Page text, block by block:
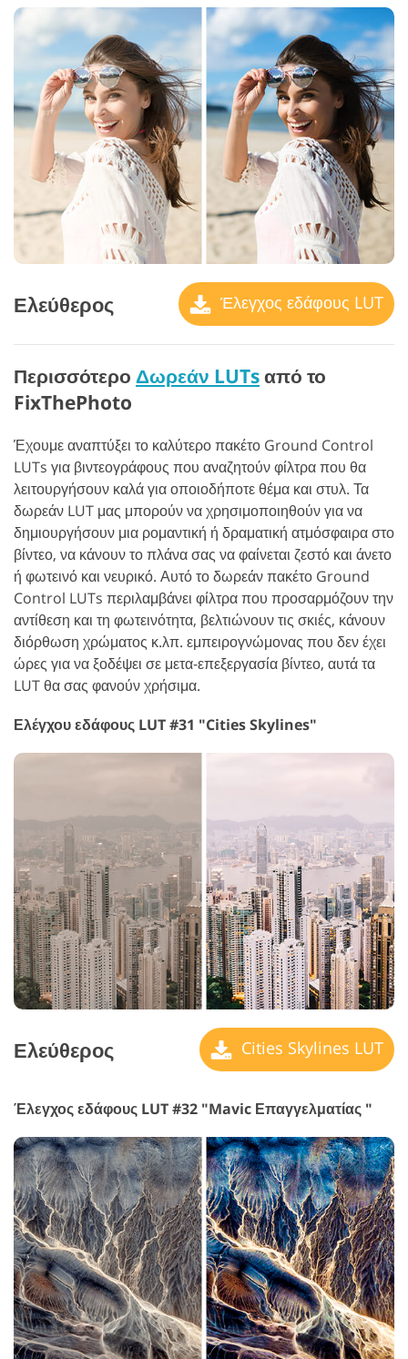
Ελεύθερος Έλεγχος εδάφους LUT
Περισσότερο Δωρεάν LUTsαπό το
FixThePhoto
Έχουμε αναπτύξει το καλύτερο πακέτο Ground Control
LUTs για βιντεογράφους που αναζητούν φίλτρα που θα
λειτουργήσουν καλά για οποιοδήποτε θέμα και στυλ. Τα
δωρεάν LUT μας μπορούν να χρησιμοποιηθούν για να
δημιουργήσουν μια ρομαντική ή δραματική ατμόσφαιρα στο
βίντεο, να κάνουν το πλάνα σας να φαίνεται ζεστό και άνετο
ή φωτεινό και νευρικό. Αυτό το δωρεάν πακέτο Ground
Control LUTs περιλαμβάνει φίλτρα που προσαρμόζουν την
αντίθεση και τη φωτεινότητα, βελτιώνουν τις σκιές, κάνουν
διόρθωση χρώματος κ.λπ. εμπειρογνώμονας που δεν έχει
ώρες για να ξοδέψει σε μετα-επεξεργασία βίντεο, αυτά τα
LUT θα σας φανούν χρήσιμα.
Ελέγχου εδάφους LUT #31 "Cities Skylines"
Ελεύθερος Cities Skylines LUT
Έλεγχος εδάφους LUT #32 "Mavic Επαγγελματίας "